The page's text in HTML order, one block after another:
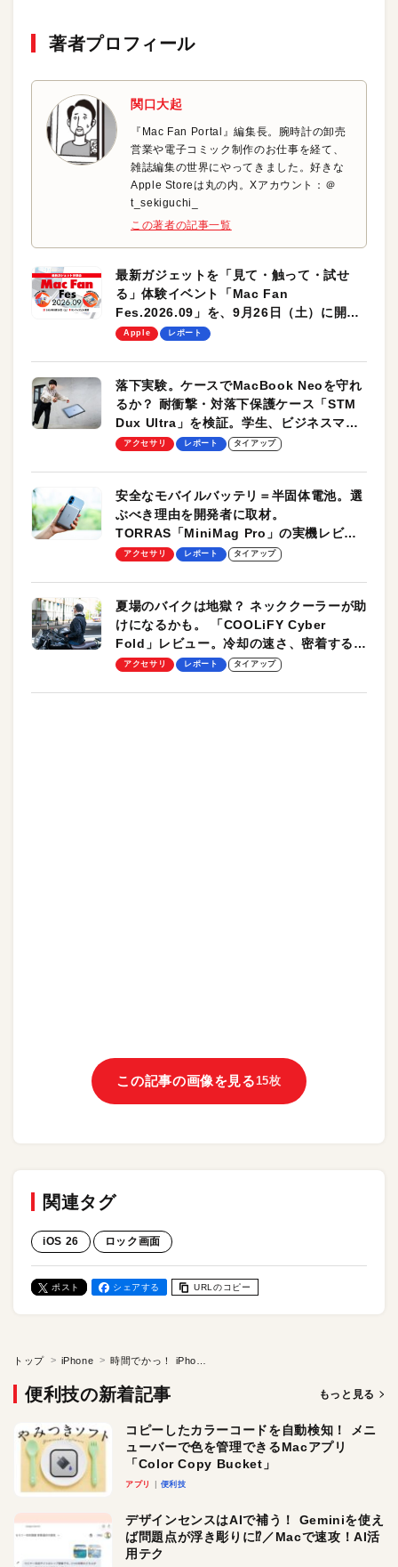
著者プロフィール
関口大起
『Mac Fan Portal』編集長。腕時計の卸売
営業や電子コミック制作のお仕事を経て、
雑誌編集の世界にやってきました。好きな
Apple Storeは丸の内。Xアカウント：＠
t_sekiguchi_
この著者の記事一覧
最新ガジェットを「見て・触って・試せ
る」体験イベント「Mac Fan
Fes.2026.09」を、9月26日（土）に開催
します！
Apple レポート
落下実験。ケースでMacBook Neoを守れ
るか？ 耐衝撃・対落下保護ケース「STM
Dux Ultra」を検証。学生、ビジネスマン
のモバイルユースに最適！
アクセサリ レポート タイアップ
安全なモバイルバッテリ＝半固体電池。選
ぶべき理由を開発者に取材。
TORRAS「MiniMag Pro」の実機レビュ
ーも
アクセサリ レポート タイアップ
夏場のバイクは地獄？ ネッククーラーが助
けになるかも。 「COOLiFY Cyber
Fold」レビュー。冷却の速さ、密着する冷
却プレート、シンプルな操作性がグッド！
アクセサリ レポート タイアップ
この記事の画像を見る 15枚
関連タグ
iOS 26 ロック画面
ポスト シェアする URLのコピー
トップ iPhone
便利技の新着記事 もっと見る
コピーしたカラーコードを自動検知！ メニ
ューバーで色を管理できるMacアプリ
「Color Copy Bucket」
アプリ 便利技
デザインセンスはAIで補う！ Geminiを使え
ば問題点が浮き彫りに⁉︎／Macで速攻！AI活
用テク